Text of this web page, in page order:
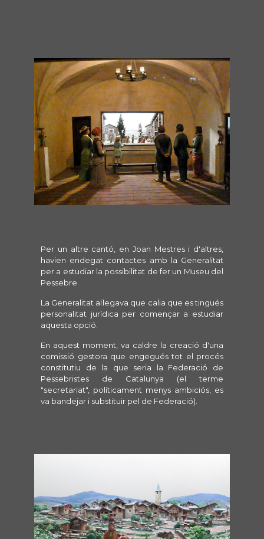
Per un altre cantó, en Joan Mestres i d'altres,
havien endegat contactes amb la Generalitat
per a estudiar la possibilitat de fer un Museu del
Pessebre.
La Generalitat al·legava que calia que es tingués
personalitat jurídica per començar a estudiar
aquesta opció.
En aquest moment, va caldre la creació d'una
comissió gestora que engegués tot el procés
constitutiu de la que seria la Federació de
Pessebristes de Catalunya (el terme
"secretariat", políticament menys ambiciós, es
va bandejar i substituir pel de Federació).